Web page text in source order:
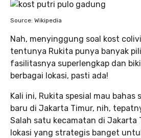
Source: Wikipedia
Nah, menyinggung soal kost
tentunya Rukita punya banyak
fasilitasnya superlengkap dan
berbagai lokasi, pasti ada!
Kali ini, Rukita spesial mau
baru di Jakarta Timur, nih,
Salah satu kecamatan di Jakarta
lokasi yang strategis banget